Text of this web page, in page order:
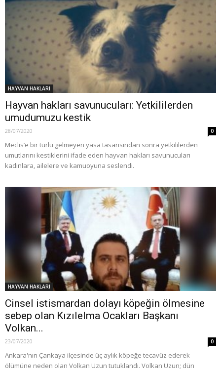
HAYVAN HAKLARI
Hayvan hakları savunucuları: Yetkililerden
umudumuzu kestik
28/07/2020 0
Meclis’e bir türlü gelmeyen yasa tasarısından sonra yetkililerden
umutlarını kestiklerini ifade eden hayvan hakları savunucuları
kadınlara, ailelere ve kamuoyuna seslendi.
HAYVAN HAKLARI
Cinsel istismardan dolayı köpeğin ölmesine
sebep olan Kızılelma Ocakları Başkanı
Volkan...
23/07/2020 0
Ankara'nın Çankaya ilçesinde üç aylık köpeğe tecavüz ederek
ölümüne neden olan Volkan Uzun tutuklandı. Volkan Uzun; dün